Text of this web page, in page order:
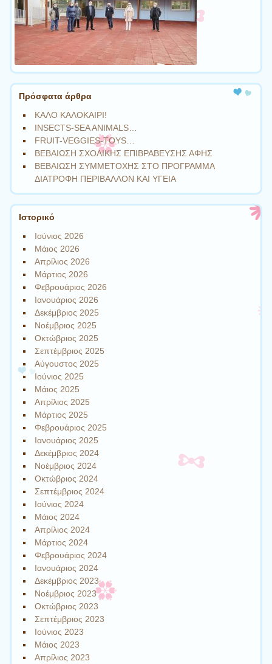
Πρόσφατα άρθρα
ΚΑΛΟ ΚΑΛΟΚΑΙΡΙ!
INSECTS-SEA ANIMALS…
FRUIT-VEGGIES-TOYS…
ΒΕΒΑΙΩΣΗ ΣΧΟΛΙΚΗΣ ΕΠΙΒΡΑΒΕΥΣΗΣ ΑΦΗΣ
ΒΕΒΑΙΩΣΗ ΣΥΜΜΕΤΟΧΗΣ ΣΤΟ ΠΡΟΓΡΑΜΜΑ
ΔΙΑΤΡΟΦΗ ΠΕΡΙΒΑΛΛΟΝ ΚΑΙ ΥΓΕΙΑ
Ιστορικό
Ιούνιος 2026
Μάιος 2026
Απρίλιος 2026
Μάρτιος 2026
Φεβρουάριος 2026
Ιανουάριος 2026
Δεκέμβριος 2025
Νοέμβριος 2025
Οκτώβριος 2025
Σεπτέμβριος 2025
Αύγουστος 2025
Ιούνιος 2025
Μάιος 2025
Απρίλιος 2025
Μάρτιος 2025
Φεβρουάριος 2025
Ιανουάριος 2025
Δεκέμβριος 2024
Νοέμβριος 2024
Οκτώβριος 2024
Σεπτέμβριος 2024
Ιούνιος 2024
Μάιος 2024
Απρίλιος 2024
Μάρτιος 2024
Φεβρουάριος 2024
Ιανουάριος 2024
Δεκέμβριος 2023
Νοέμβριος 2023
Οκτώβριος 2023
Σεπτέμβριος 2023
Ιούνιος 2023
Μάιος 2023
Απρίλιος 2023